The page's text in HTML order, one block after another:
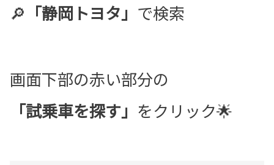
🔎 「静岡トヨタ」 で検索
画面下部の赤い部分の
「試乗車を探す」 をクリック🌟